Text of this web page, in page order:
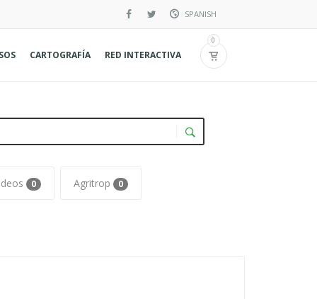
SPANISH
Francés
CARTOGRAFÍA RED INTERACTIVA
0
0 Agritrop 0